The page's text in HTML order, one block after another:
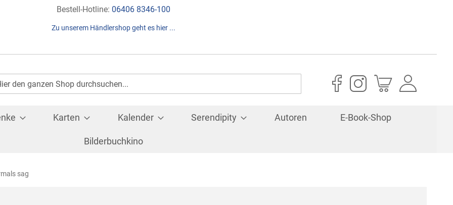
Direkt
Inhalt
Bestell-Hotline: 06406 8346-100
Zu unserem Händlershop geht es hier ...
Suche
Mein Warenkorb
Karten Kalender Serendipity Autoren E-Book-Shop
Bilderbuchkino
sag